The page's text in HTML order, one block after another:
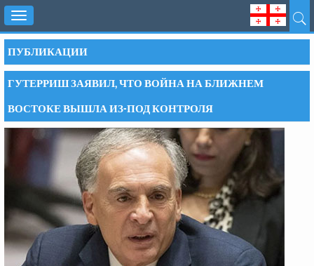
Toggle
navigation
ПУБЛИКАЦИИ
ГУТЕРРИШ ЗАЯВИЛ, ЧТО ВОЙНА НА БЛИЖНЕМ
ВОСТОКЕ ВЫШЛА ИЗ-ПОД КОНТРОЛЯ